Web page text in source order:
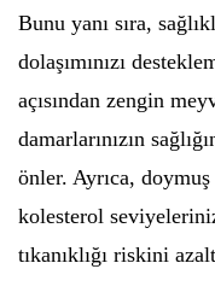
Bunu yanı sıra,
dolaşımınızı
açısından zengin
damarlarınızın
önler. Ayrıca, doymuş
kolesterol
tıkanıklığı riskini